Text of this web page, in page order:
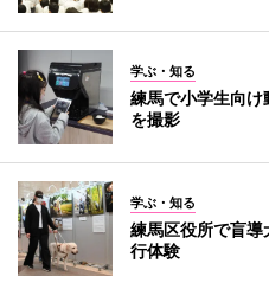
学ぶ・知る
練馬で小学生向
を撮影
学ぶ・知る
練馬区役所で盲
行体験